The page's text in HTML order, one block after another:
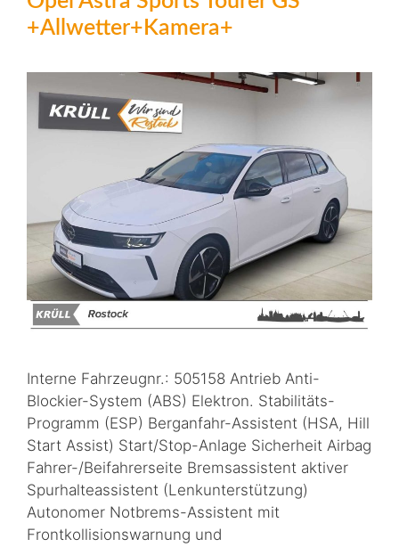
+Allwetter+Kamera+
Interne Fahrzeugnr.: 505158 Antrieb Anti-
Blockier-System (ABS) Elektron. Stabilitäts-
Programm (ESP) Berganfahr-Assistent (HSA, Hill
Start Assist) Start/Stop-Anlage Sicherheit Airbag
Fahrer-/Beifahrerseite Bremsassistent aktiver
Spurhalteassistent (Lenkunterstützung)
Autonomer Notbrems-Assistent mit
Frontkollisionswarnung und